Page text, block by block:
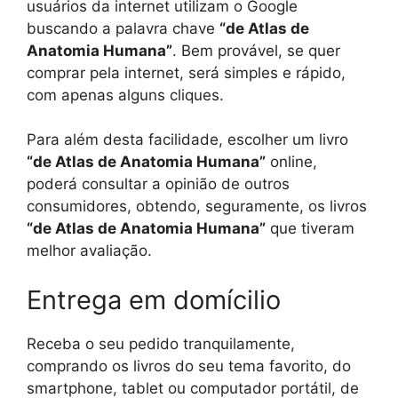
usuários da internet utilizam o Google
buscando a palavra chave “de Atlas de
Anatomia Humana”. Bem provável, se quer
comprar pela internet, será simples e rápido,
com apenas alguns cliques.
Para além desta facilidade, escolher um livro
“de Atlas de Anatomia Humana” online,
poderá consultar a opinião de outros
consumidores, obtendo, seguramente, os livros
“de Atlas de Anatomia Humana” que tiveram
melhor avaliação.
Entrega em domícilio
Receba o seu pedido tranquilamente,
comprando os livros do seu tema favorito, do
smartphone, tablet ou computador portátil, de